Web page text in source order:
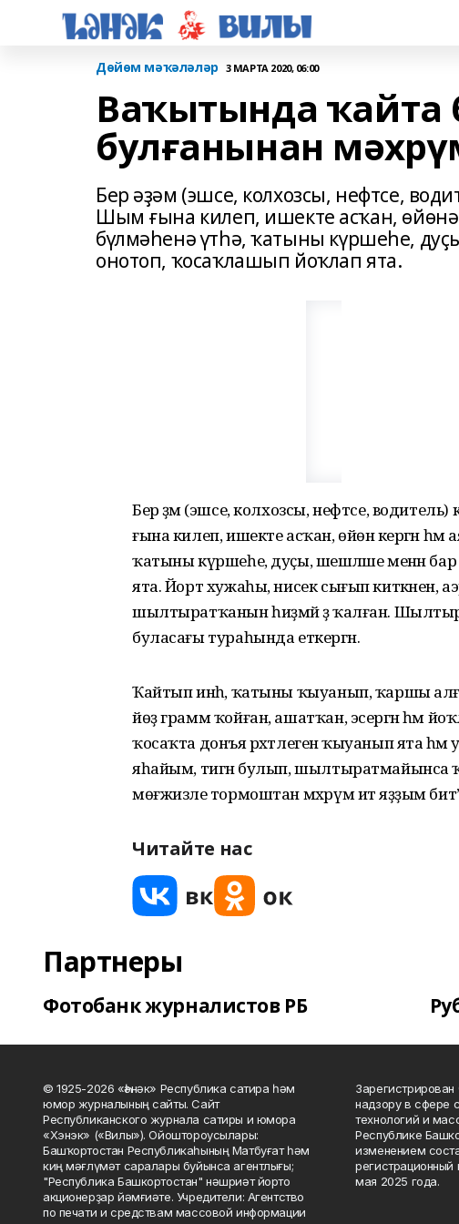
Дөйөм мәҡәләләр 3 МАРТА 2020, 06:00
Ваҡытында ҡайта
булғанынан
Бер әҙәм (эшсе, колхозсы, нефтсе,
Шым ғына килеп, ишекте асҡан,
бүлмәһенә үтһә, ҡатыны күршеһе,
онотоп, ҡосаҡлашып йоҡлап ята.
Бер әҙәм (эшсе, колхозсы, нефтсе,
ғына килеп, ишекте асҡан, өйөнә кергән һәм
ҡатыны күршеһе, дуҫы, шешәләше менән
ята. Йорт хужаһы, нисек сығып киткәнен,
шылтыратҡанын һиҙмәй ҙә ҡалған.
буласағы тураһында еткергән.
Ҡайтып инһә, ҡатыны ҡыуанып, ҡаршы
йөҙ грамм ҡойған, ашатҡан, эсергән һәм
ҡосаҡта донъя рәхәтлегенә ҡыуанып ята
яһайым, тигән булып, шылтыратмайынса
мөғжизәле тормоштан мәхрүм итә яҙҙым
Читайте нас
Партнеры
Фотобанк журналистов РБ
© 1925-2026 «Һәнәк» Республика сатира һәм
юмор журналының сайты. Сайт
Республиканского журнала сатиры и юмора
«Хэнэк» («Вилы»). Ойоштороусылары:
Башҡортостан Республикаһының Матбуғат һәм
киң мәғлүмәт саралары буйынса агентлығы;
"Республика Башкортостан" нәшриәт йорто
акционерҙар йәмғиәте. Учредители: Агентство
по печати и средствам массовой информации
надзору в сфере
технологий и
Республике
изменением
мая 2025 года.